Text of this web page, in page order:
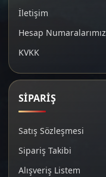
İletişim
Hesap Numaralarımız
KVKK
SİPARİŞ
Satış Sözleşmesi
Sipariş Takibi
Alışveriş Listem